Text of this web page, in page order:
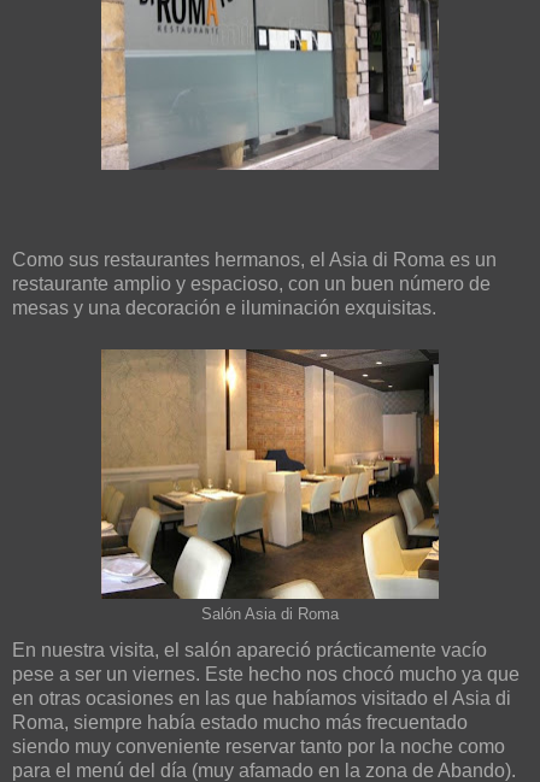
Como sus restaurantes hermanos, el Asia di Roma es un
restaurante amplio y espacioso, con un buen número de
mesas y una decoración e iluminación exquisitas.
Salón Asia di Roma
En nuestra visita, el salón apareció prácticamente vacío
pese a ser un viernes. Este hecho nos chocó mucho ya que
en otras ocasiones en las que habíamos visitado el Asia di
Roma, siempre había estado mucho más frecuentado
siendo muy conveniente reservar tanto por la noche como
para el menú del día (muy afamado en la zona de Abando).